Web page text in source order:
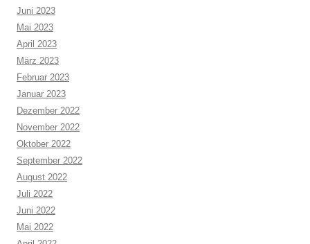
Juni 2023
Mai 2023
April 2023
März 2023
Februar 2023
Januar 2023
Dezember 2022
November 2022
Oktober 2022
September 2022
August 2022
Juli 2022
Juni 2022
Mai 2022